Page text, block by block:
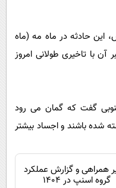
این حادثه در ماه مه (ماه
با تاخیری طولانی امروز
گفت که گمان می رود
در تاریخ ۱۸ مه کشته شده باشند و اجساد بیشتر
همراهی و گزارش عملکرد
گروه اسنپ در ۱۴۰۴